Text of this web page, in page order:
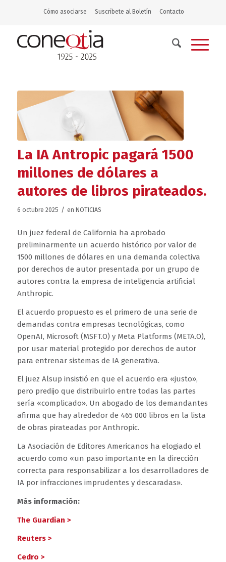
Cómo asociarse Suscríbete al Boletín Contacto
La IA Antropic pagará 1500
millones de dólares a
autores de libros pirateados.
6 octubre 2025 / en NOTICIAS
Un juez federal de California ha aprobado
preliminarmente un acuerdo histórico por valor de
1500 millones de dólares en una demanda colectiva
por derechos de autor presentada por un grupo de
autores contra la empresa de inteligencia artificial
Anthropic.
El acuerdo propuesto es el primero de una serie de
demandas contra empresas tecnológicas, como
OpenAI, Microsoft (MSFT.O) y Meta Platforms (META.O),
por usar material protegido por derechos de autor
para entrenar sistemas de IA generativa.
El juez Alsup insistió en que el acuerdo era «justo»,
pero predijo que distribuirlo entre todas las partes
sería «complicado». Un abogado de los demandantes
afirma que hay alrededor de 465 000 libros en la lista
de obras pirateadas por Anthropic.
La Asociación de Editores Americanos ha elogiado el
acuerdo como «un paso importante en la dirección
correcta para responsabilizar a los desarrolladores de
IA por infracciones imprudentes y descaradas».
Más información:
The Guardian >
Reuters >
Cedro >